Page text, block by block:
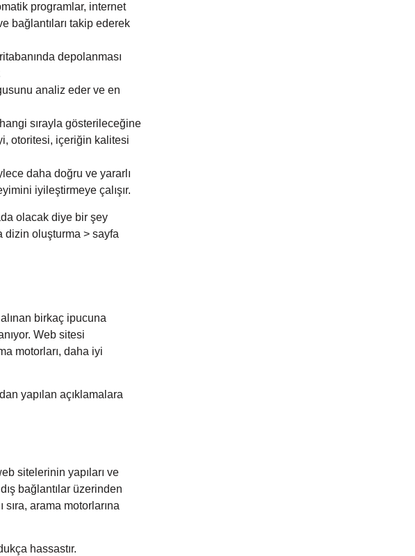
programlar, internet
bağlantıları takip ederek
depolanması
analiz eder ve en
sırayla gösterileceğine
otoritesi, içeriğin kalitesi
daha doğru ve yararlı
iyileştirmeye çalışır.
olacak diye bir şey
dizin oluşturma > sayfa
birkaç ipucuna
Web sitesi
motorları, daha iyi
yapılan açıklamalara
sitelerinin yapıları ve
bağlantılar üzerinden
arama motorlarına
hassastır.